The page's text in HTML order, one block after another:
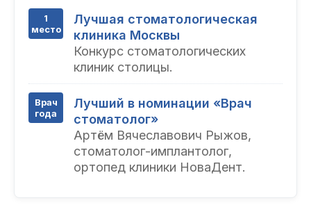
Вопросы и ответы Награды
Гарантии Информация О компании
1
место
Лучшая стоматологическая
клиника Москвы
Конкурс стоматологических
клиник столицы.
Врач
года
Лучший в номинации «Врач
стоматолог»
Артём Вячеславович Рыжов,
стоматолог-имплантолог,
ортопед клиники НоваДент.